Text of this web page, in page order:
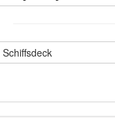
Schiffsdeck